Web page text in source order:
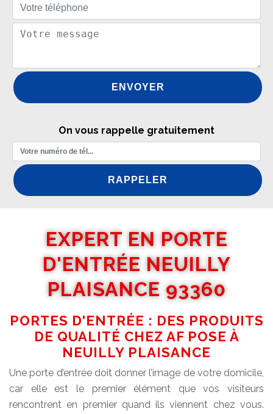
On vous rappelle gratuitement
EXPERT EN PORTE
D'ENTRÉE NEUILLY
PLAISANCE 93360
PORTES D'ENTRÉE : DES PRODUITS
DE QUALITÉ CHEZ AF POSE À
NEUILLY PLAISANCE
Une porte d’entrée doit donner l’image de votre domicile,
car elle est le premier élément que vos visiteurs
rencontrent en premier quand ils viennent chez vous.